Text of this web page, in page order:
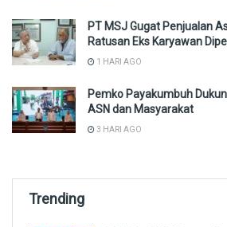
PT MSJ Gugat Penjualan
Ratusan Eks Karyawan
1 HARI AGO
Pemko Payakumbuh
ASN dan Masyarakat
3 HARI AGO
Trending